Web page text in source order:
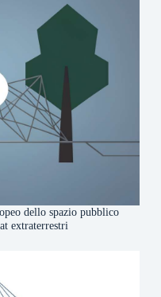
dello spazio pubblico
extraterrestri